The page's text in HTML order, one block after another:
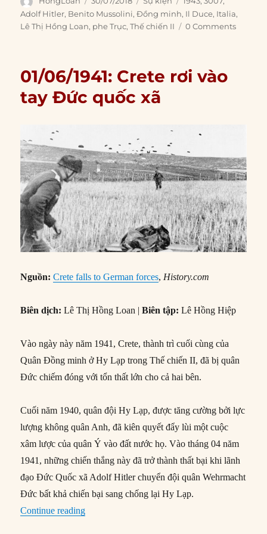
on
Adolf Hitler, Benito Mussolini,Đồng minh, Il Duce, Italia,
Lê Thị Hồng Loan, phe Trục,Thế chiến II 0 Comments
01/06/1941: Crete rơi vào
tay Đức quốc xã
Nguồn:Crete falls to German forces, History.com
Biên dịch: Lê Thị Hồng Loan |Biên tập:Lê Hồng Hiệp
Vào ngày này năm 1941, Crete, thành trì cuối cùng của
Quân Đồng minh ở Hy Lạp trong Thế chiến II, đã bị quân
Đức chiếm đóng với tổn thất lớn cho cả hai bên.
Cuối năm 1940, quân đội Hy Lạp, được tăng cường bởi lực
lượng không quân Anh, đã kiên quyết đẩy lùi một cuộc
xâm lược của quân Ý vào đất nước họ. Vào tháng 04 năm
1941, những chiến thắng này đã trở thành thất bại khi lãnh
đạo Đức Quốc xã Adolf Hitler chuyển đội quân Wehrmacht
Đức bất khả chiến bại sang chống lại Hy Lạp.
Continue reading“01/06/1941: Crete rơi vào tay Đức quốc xã”